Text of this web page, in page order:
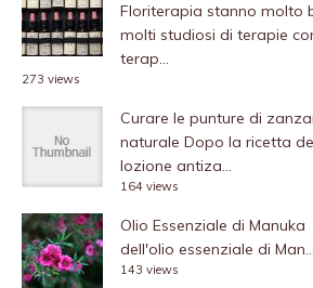
Floriterapia stanno molto
molti studiosi di terapie
terap...
273 views
Curare le punture di
naturale Dopo la ricetta
lozione antiza...
164 views
Olio Essenziale di Manuka
dell'olio essenziale di Man...
143 views